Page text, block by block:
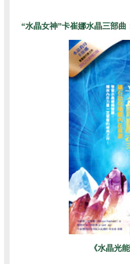
“水晶女神”卡崔娜水晶三部曲
《水晶光